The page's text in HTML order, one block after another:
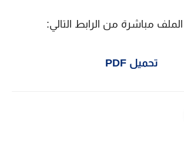
مباشرة من الرابط التالي:
تحميل PDF